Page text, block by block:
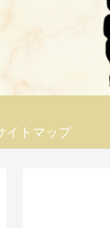
イトマップ